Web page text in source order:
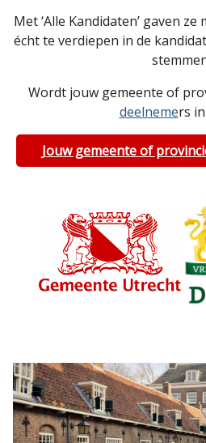
Met ‘Alle Kandidaten’ gaven
écht te verdiepen in de
Wordt jouw gemeente of
deelnemers
Jouw gemeente of